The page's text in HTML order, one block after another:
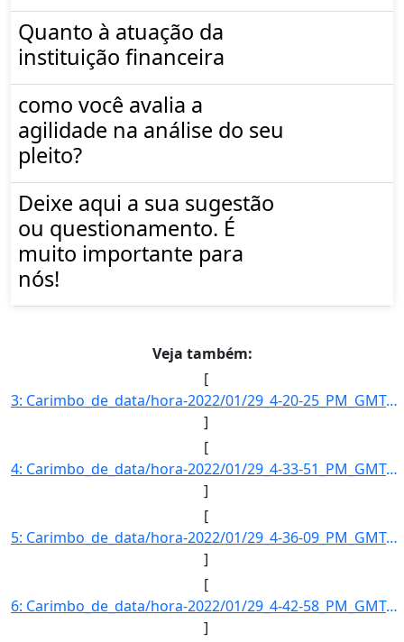
Quanto à atuação da
instituição financeira
como você avalia a
agilidade na análise do seu
pleito?
Deixe aqui a sua sugestão
ou questionamento. É
muito importante para
nós!
Veja também:
[
3: Carimbo_de_data/hora-2022/01/29_4-20-25_PM_GMT-3-Informe_a_razao_social_da_empresa--D_Granel_Transpo]
]
[
4: Carimbo_de_data/hora-2022/01/29_4-33-51_PM_GMT-3-Informe_a_razao_social_da_empresa--Sao_Francisco_Tr]
]
[
5: Carimbo_de_data/hora-2022/01/29_4-36-09_PM_GMT-3-Informe_a_razao_social_da_empresa--Borborema_Transm]
]
[
6: Carimbo_de_data/hora-2022/01/29_4-42-58_PM_GMT-3-Informe_a_razao_social_da_empresa--Ventos_de_Sao_Fe]
]